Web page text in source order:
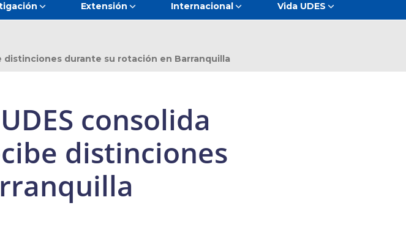
Extensión Internacional Vida UDES
distinciones durante su rotación en Barranquilla
consolida
distinciones